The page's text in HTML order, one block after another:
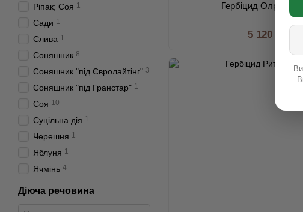
Гербіцид Олрайт
5 120 грн
Ріпак; Соя 1
Сади 1
Слива 1
Соняшник 8
Соняшник "під Євролайтінг" 3
Соняшник "під Гранстар" 1
Соя 10
Суцільна дія 1
Черешня 1
Яблуня 1
Ячмінь 4
Діюча речовина